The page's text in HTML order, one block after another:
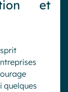
et
quelques